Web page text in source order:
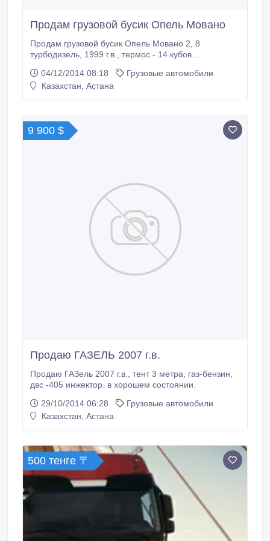
Продам грузовой бусик Опель Мовано
Продам грузовой бусик Опель Мовано 2, 8
турбодизель, 1999 г.в., термос - 14 кубов
04/12/2014 08:18
Грузовые автомобили
Казахстан, Астана
9 900 $
Продаю ГАЗЕЛЬ 2007 г.в.
Продаю ГАЗель 2007 г.в., тент 3 метра, газ-бензин,
двс -405 инжектор. в хорошем состоянии.
29/10/2014 06:28
Грузовые автомобили
Казахстан, Астана
500 тенге 〒